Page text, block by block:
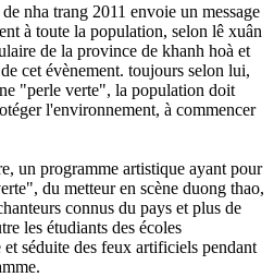
nha trang 2011 envoie un message
à toute la population, selon lê xuân
de la province de khanh hoà et
cet évènement. toujours selon lui,
"perle verte", la population doit
l'environnement, à commencer
un programme artistique ayant pour
du metteur en scène duong thao,
connus du pays et plus de
les étudiants des écoles
séduite des feux artificiels pendant